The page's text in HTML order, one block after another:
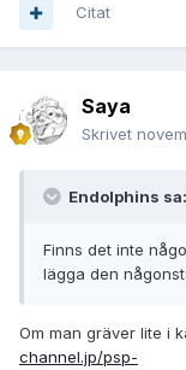
Citat
Saya
Skrivet
Endolphins sa:
Finns det inte
lägga den
Om man gräver lite i
channel.jp/psp-